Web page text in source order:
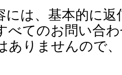
には、基本的に
べてのお問い合
ありませんので